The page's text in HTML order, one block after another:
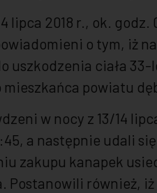
lipca 2018 r., ok.
o tym, iż
uszkodzenia ciała
powiatu
w nocy z 13/14
a następnie udali
zakupu kanapek
Postanowili również,